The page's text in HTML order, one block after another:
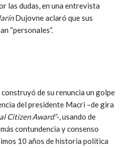
las dudas, en una entrevista
Dujovne aclaró que sus
“personales”.
de su renuncia un golpe
del presidente Macri –de gira
Citizen Award”-, usando de
contundencia y consenso
10 años de historia política